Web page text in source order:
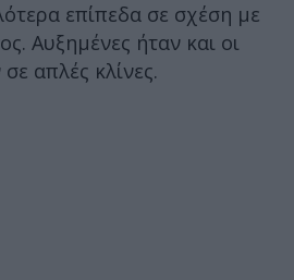
επίπεδα σε σχέση με
Αυξημένες ήταν και οι
απλές κλίνες.